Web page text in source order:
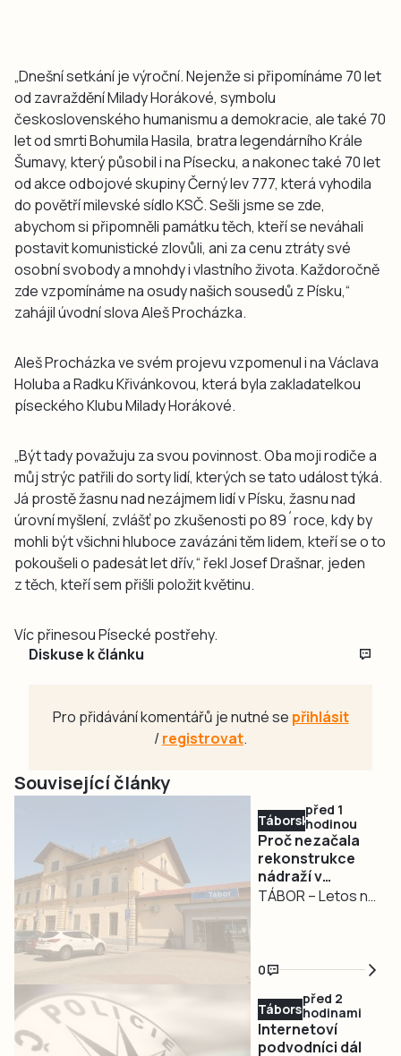
„Dnešní setkání je výroční. Nejenže si připomínáme 70 let
od zavraždění Milady Horákové, symbolu
československého humanismu a demokracie, ale také 70
let od smrti Bohumila Hasila, bratra legendárního Krále
Šumavy, který působil i na Písecku, a nakonec také 70 let
od akce odbojové skupiny Černý lev 777, která vyhodila
do povětří milevské sídlo KSČ. Sešli jsme se zde,
abychom si připomněli památku těch, kteří se neváhali
postavit komunistické zlovůli, ani za cenu ztráty své
osobní svobody a mnohdy i vlastního života. Každoročně
zde vzpomínáme na osudy našich sousedů z Písku,“
zahájil úvodní slova Aleš Procházka.
Aleš Procházka ve svém projevu vzpomenul i na Václava
Holuba a Radku Křivánkovou, která byla zakladatelkou
píseckého Klubu Milady Horákové.
„Být tady považuju za svou povinnost. Oba moji rodiče a
můj strýc patřili do sorty lidí, kterých se tato událost týká.
Já prostě žasnu nad nezájmem lidí v Písku, žasnu nad
úrovní myšlení, zvlášť po zkušenosti po 89´roce, kdy by
mohli být všichni hluboce zavázáni těm lidem, kteří se o to
pokoušeli o padesát let dřív,“ řekl Josef Drašnar, jeden
z těch, kteří sem přišli položit květinu.
Víc přinesou Písecké postřehy.
Diskuse k článku
Pro přidávání komentářů je nutné se přihlásit
/registrovat.
Související články
Táborsko
před 1
hodinou
Proč nezačala
rekonstrukce
nádraží v
Táboře?
TÁBOR – Letos na
informovala o
červnovém startu
rekonstrukce
nádražní budovy
v Táboře. Začal
0
Táborsko
před 2
hodinami
Internetoví
podvodníci dál